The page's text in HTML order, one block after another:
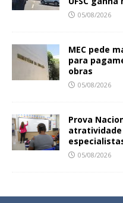
05/08/2026
MEC pede
para
obras
05/08/2026
Prova
atratividade
05/08/2026